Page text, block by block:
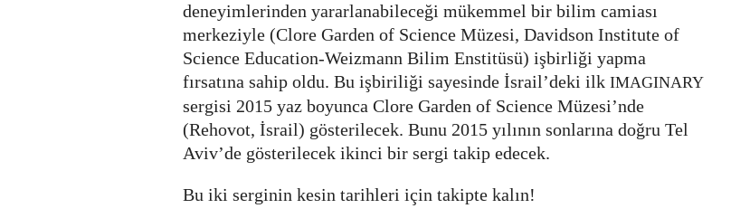
deneyimlerinden yararlanabileceği mükemmel bir bilim camiası
merkeziyle (Clore Garden of Science Müzesi, Davidson Institute of
Science Education-Weizmann Bilim Enstitüsü) işbirliği yapma
fırsatına sahip oldu. Bu işbiriliği sayesinde İsrail’deki ilk IMAGINARY
sergisi 2015 yaz boyunca Clore Garden of Science Müzesi’nde
(Rehovot, İsrail) gösterilecek. Bunu 2015 yılının sonlarına doğru Tel
Aviv’de gösterilecek ikinci bir sergi takip edecek.
Bu iki serginin kesin tarihleri için takipte kalın!